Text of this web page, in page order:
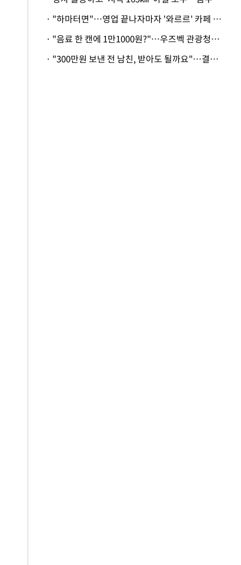
· "하마터면"…영업 끝나자마자 '와르르' 카페 테라스 덮친 대리석 외벽
· "음료 한 캔에 1만1000원?"…우즈벡 관광청까지 나섰다, 유튜버 폭로 후폭풍
· "300만원 보낸 전 남친, 받아도 될까요"…결혼 앞둔 예비신부의 뜻밖 고충